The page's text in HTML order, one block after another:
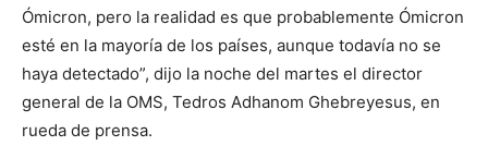
Ómicron, pero la realidad es que probablemente Ómicron
esté en la mayoría de los países, aunque todavía no se
haya detectado”, dijo la noche del martes el director
general de la OMS, Tedros Adhanom Ghebreyesus, en
rueda de prensa.